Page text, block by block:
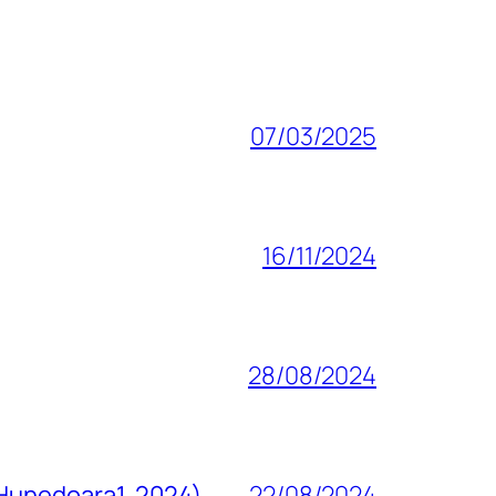
07/03/2025
16/11/2024
28/08/2024